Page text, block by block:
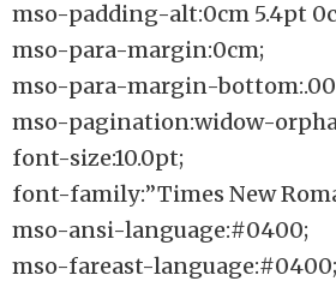
mso-padding-alt:0cm 5.4pt
mso-para-margin:0cm;
mso-para-margin-
mso-pagination:widow-
font-size:10.0pt;
font-family:”Times New
mso-ansi-language:#0400;
mso-fareast-language:#0400;